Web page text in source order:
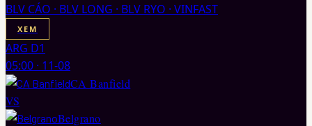
BLV CÁO · BLV LONG · BLV RYO · VINFAST
XEM
ARG D1
05:00 · 11-08
CA Banfield
VS
Belgrano